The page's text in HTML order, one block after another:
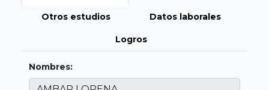
Otros estudios Datos laborales
Logros
Nombres: